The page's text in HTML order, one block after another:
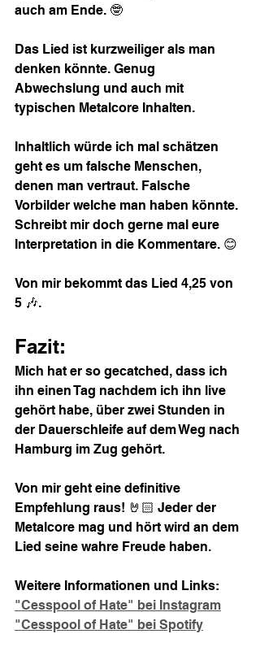
auch am Ende. 🤓
Das Lied ist kurzweiliger als man
denken könnte. Genug
Abwechslung und auch mit
typischen Metalcore Inhalten.
Inhaltlich würde ich mal schätzen
geht es um falsche Menschen,
denen man vertraut. Falsche
Vorbilder welche man haben könnte.
Schreibt mir doch gerne mal eure
Interpretation in die Kommentare. 😊
Von mir bekommt das Lied 4,25 von
5 🎶.
Fazit:
Mich hat er so gecatched, dass ich
ihn einen Tag nachdem ich ihn live
gehört habe, über zwei Stunden in
der Dauerschleife auf dem Weg nach
Hamburg im Zug gehört.
Von mir geht eine definitive
Empfehlung raus! 🤘🏻 Jeder der
Metalcore mag und hört wird an dem
Lied seine wahre Freude haben.
Weitere Informationen und Links:
"Cesspool of Hate" bei Instagram
"Cesspool of Hate" bei Spotify